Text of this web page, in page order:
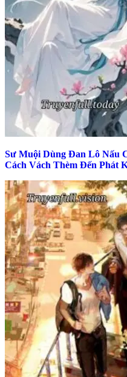
Sư Muội Dùng Đan Lô Nấu
Cách Vách Thèm Đến Phát